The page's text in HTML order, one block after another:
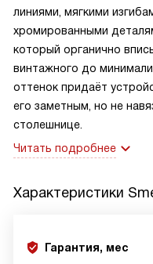
линиями, мягкими
хромированными
который органично
винтажного до
оттенок придаёт
его заметным, но не
столешнице.
Читать подробнее
Характеристики
Гарантия, мес